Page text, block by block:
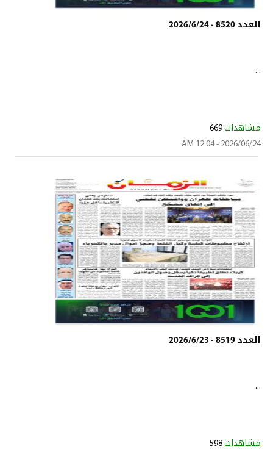
العدد 8520 - 2026/6/24
...
مشاهدات 669
2026/06/24 - 12:04 AM
العدد 8519 - 2026/6/23
...
مشاهدات 598